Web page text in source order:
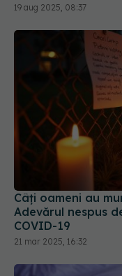
19 aug 2025, 08:37
Câți oameni au
Adevărul nespus
COVID-19
21 mar 2025, 16:32